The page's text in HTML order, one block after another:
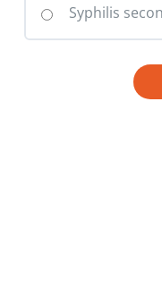
Syphilis